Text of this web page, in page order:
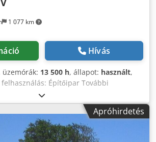
1 077 km
Hívás
üzemórák: 13 500 h, állapot: használt,
Építőipar További
Mohamad Fattah Ahmadhoz. ABI
éve 2010 CAT motor / 470 kW
SR 35 T Segédcsörlő Djdpfx
24VV vibrátor Opcionálisan előfúró
Apróhirdetés